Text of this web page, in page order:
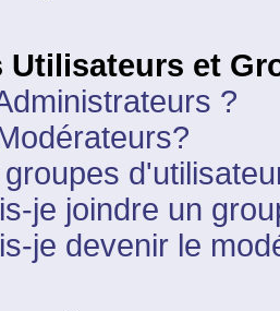
Utilisateurs et
?
je joindre un
je devenir le